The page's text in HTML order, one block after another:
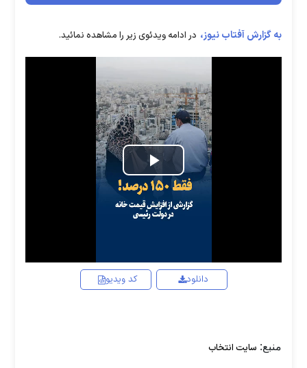
به گزارش آفتاب نیوز، در ادامه ویدئوی زیر را مشاهده نمائید.
Play
Video
کد ویدیو دانلود
منبع: سایت انتخاب